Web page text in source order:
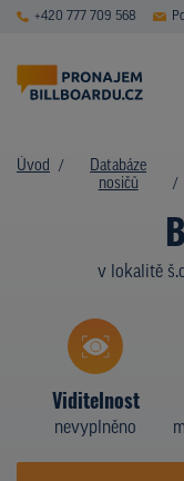
+420 777 709 568
Úvod
Databáze
nosičů
v lokalitě
Viditelnost
nevyplněno